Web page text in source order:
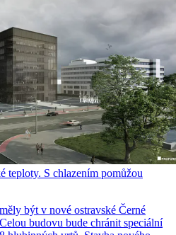
teploty. S chlazením pomůžou
být v nové ostravské Černé
budovu bude chránit speciální